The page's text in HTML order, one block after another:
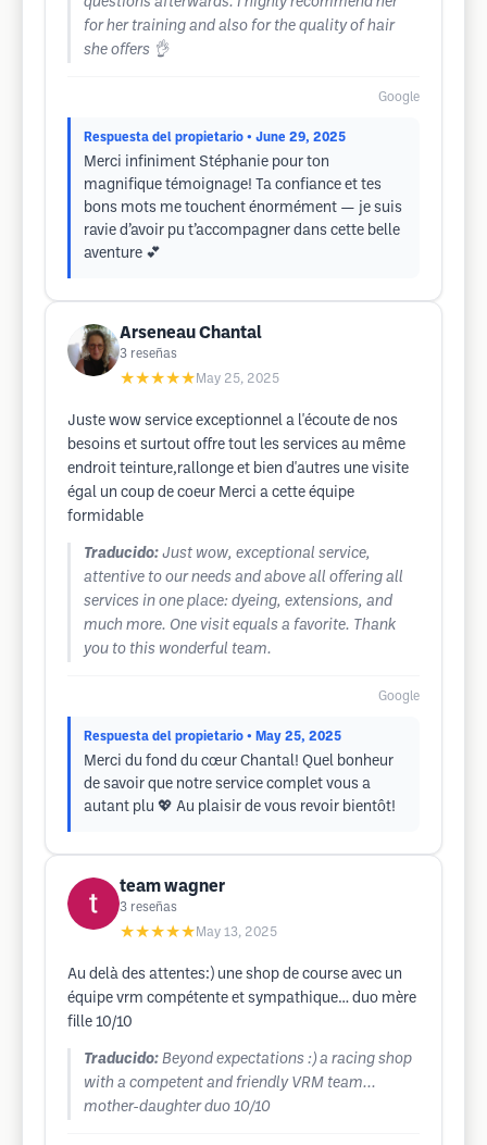
for her training and also for the quality of hair
she offers 👌
Google
Respuesta del propietario • June 29, 2025
Merci infiniment Stéphanie pour ton
magnifique témoignage! Ta confiance et tes
bons mots me touchent énormément — je suis
ravie d’avoir pu t’accompagner dans cette belle
aventure 💕
Arseneau Chantal
3 reseñas
★★★★★ May 25, 2025
Juste wow service exceptionnel a l'écoute de nos
besoins et surtout offre tout les services au même
endroit teinture,rallonge et bien d'autres une visite
égal un coup de coeur Merci a cette équipe
formidable
Traducido: Just wow, exceptional service,
attentive to our needs and above all offering all
services in one place: dyeing, extensions, and
much more. One visit equals a favorite. Thank
you to this wonderful team.
Google
Respuesta del propietario • May 25, 2025
Merci du fond du cœur Chantal! Quel bonheur
de savoir que notre service complet vous a
autant plu 💖 Au plaisir de vous revoir bientôt!
team wagner
3 reseñas
★★★★★ May 13, 2025
Au delà des attentes:) une shop de course avec un
équipe vrm compétente et sympathique… duo mère
fille 10/10
Traducido: Beyond expectations :) a racing shop
with a competent and friendly VRM team...
mother-daughter duo 10/10